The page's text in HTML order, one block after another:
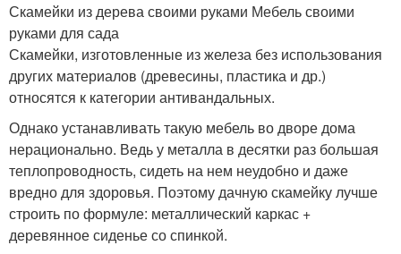
Скамейки из дерева своими руками Мебель своими
руками для сада
Скамейки, изготовленные из железа без использования
других материалов (древесины, пластика и др.)
относятся к категории антивандальных.
Однако устанавливать такую мебель во дворе дома
нерационально. Ведь у металла в десятки раз большая
теплопроводность, сидеть на нем неудобно и даже
вредно для здоровья. Поэтому дачную скамейку лучше
строить по формуле: металлический каркас +
деревянное сиденье со спинкой.